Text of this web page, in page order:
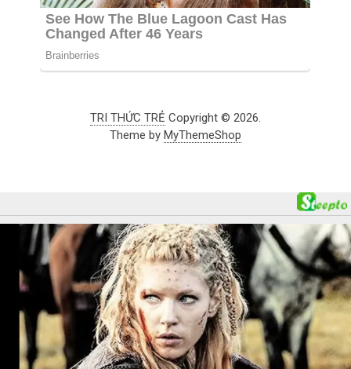
TRI THỨC TRẺ Copyright © 2026.
Theme by MyThemeShop